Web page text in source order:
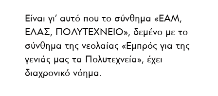
Είναι γι’ αυτό που το σύνθημα «ΕΑΜ,
ΕΛΑΣ, ΠΟΛΥΤΕΧΝΕΙΟ», δεμένο με το
σύνθημα της νεολαίας «Εμπρός για της
γενιάς μας τα Πολυτεχνεία», έχει
διαχρονικό νόημα.